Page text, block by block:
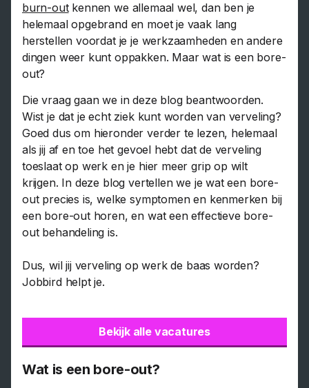
burn-outkennen we allemaal wel, dan ben je
helemaal opgebrand en moet je vaak lang
herstellen voordat je je werkzaamheden en andere
dingen weer kunt oppakken. Maar wat is een bore-
out?
Die vraag gaan we in deze blog beantwoorden.
Wist je dat je echt ziek kunt worden van verveling?
Goed dus om hieronder verder te lezen, helemaal
als jij af en toe het gevoel hebt dat de verveling
toeslaat op werk en je hier meer grip op wilt
krijgen. In deze blog vertellen we je wat een bore-
out precies is, welke symptomen en kenmerken bij
een bore-out horen, en wat een effectieve bore-
out behandeling is.
Dus, wil jij verveling op werk de baas worden?
Jobbird helpt je.
Bekijk alle vacatures
Wat is een bore-out?